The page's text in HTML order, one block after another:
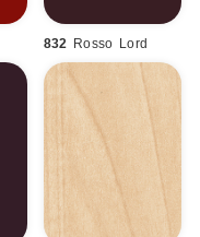
832 Rosso Lord